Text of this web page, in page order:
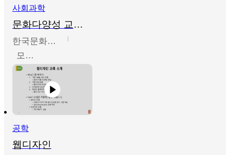
사회과학
문화다양성 교육의 이해
한국문화예술교육진흥원
모경환,성상환,정문성
공학
웹디자인